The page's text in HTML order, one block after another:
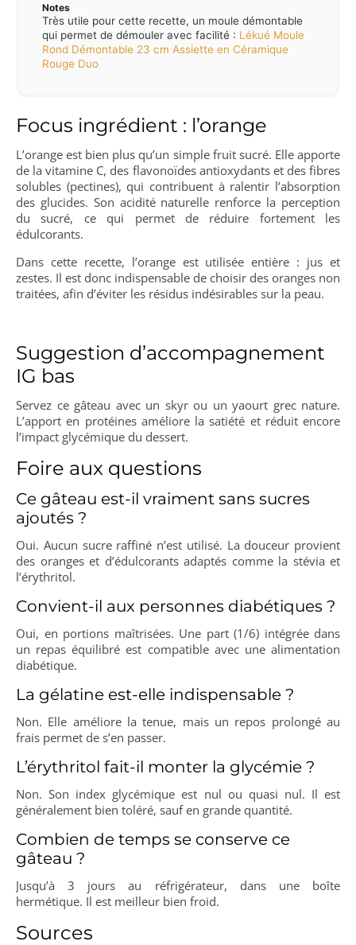
Notes
Très utile pour cette recette, un moule démontable
qui permet de démouler avec facilité : Lékué Moule
Rond Démontable 23 cm Assiette en Céramique
Rouge Duo
Focus ingrédient : l’orange
L’orange est bien plus qu’un simple fruit sucré. Elle apporte
de la vitamine C, des flavonoïdes antioxydants et des fibres
solubles (pectines), qui contribuent à ralentir l’absorption
des glucides. Son acidité naturelle renforce la perception
du sucré, ce qui permet de réduire fortement les
édulcorants.
Dans cette recette, l’orange est utilisée entière : jus et
zestes. Il est donc indispensable de choisir des oranges non
traitées, afin d’éviter les résidus indésirables sur la peau.
Suggestion d’accompagnement
IG bas
Servez ce gâteau avec un skyr ou un yaourt grec nature.
L’apport en protéines améliore la satiété et réduit encore
l’impact glycémique du dessert.
Foire aux questions
Ce gâteau est-il vraiment sans sucres
ajoutés ?
Oui. Aucun sucre raffiné n’est utilisé. La douceur provient
des oranges et d’édulcorants adaptés comme la stévia et
l’érythritol.
Convient-il aux personnes diabétiques ?
Oui, en portions maîtrisées. Une part (1/6) intégrée dans
un repas équilibré est compatible avec une alimentation
diabétique.
La gélatine est-elle indispensable ?
Non. Elle améliore la tenue, mais un repos prolongé au
frais permet de s’en passer.
L’érythritol fait-il monter la glycémie ?
Non. Son index glycémique est nul ou quasi nul. Il est
généralement bien toléré, sauf en grande quantité.
Combien de temps se conserve ce
gâteau ?
Jusqu’à 3 jours au réfrigérateur, dans une boîte
hermétique. Il est meilleur bien froid.
Sources